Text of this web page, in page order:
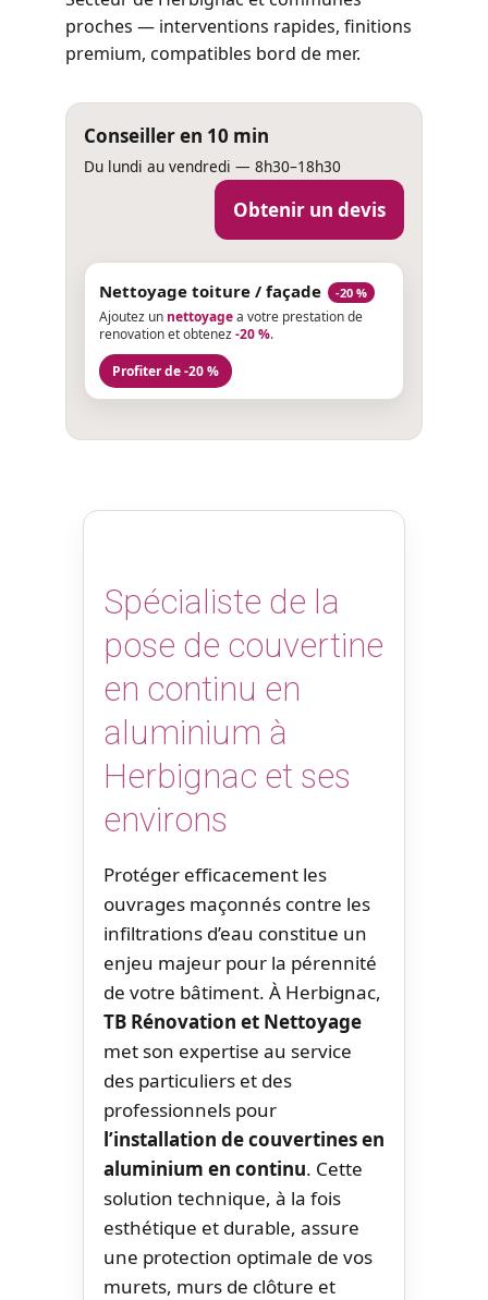
proches — interventions rapides, finitions
premium, compatibles bord de mer.
Conseiller en 10 min
Du lundi au vendredi — 8h30–18h30
Obtenir un devis
Nettoyage toiture / façade -20 %
Ajoutez un nettoyagea votre prestation de
renovation et obtenez-20 %.
Profiter de -20 %
Spécialiste de la
pose de couvertine
en continu en
aluminium à
Herbignac et ses
environs
Protéger efficacement les
ouvrages maçonnés contre les
infiltrations d’eau constitue un
enjeu majeur pour la pérennité
de votre bâtiment. À Herbignac,
TB Rénovation et Nettoyage
met son expertise au service
des particuliers et des
professionnels pour
l’installation de couvertines en
aluminium en continu. Cette
solution technique, à la fois
esthétique et durable, assure
une protection optimale de vos
murets, murs de clôture et